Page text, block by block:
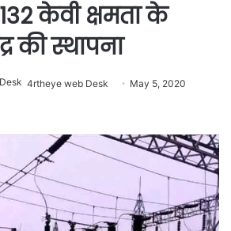
केवी क्षमता के
की स्थापना
4rtheye web Desk May 5, 2020